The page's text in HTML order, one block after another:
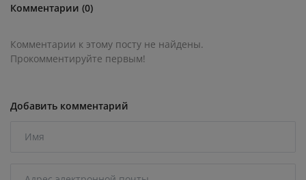
Комментарии (0)
Комментарии к этому посту не найдены.
Прокомментируйте первым!
Добавить комментарий